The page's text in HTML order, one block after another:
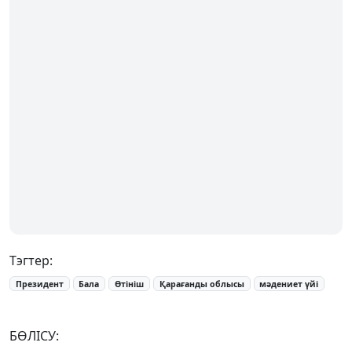
Тэгтер:
Президент Бала Өтініш Қарағанды облысы мәдениет үйі
БӨЛІСУ: